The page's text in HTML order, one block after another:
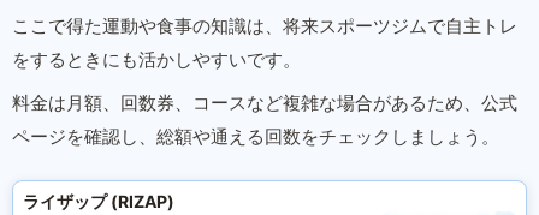
ここで得た運動や食事の知識は、将来スポーツジムで自主トレ
をするときにも活かしやすいです。
料金は月額、回数券、コースなど複雑な場合があるため、公式
ページを確認し、総額や通える回数をチェックしましょう。
ライザップ (RIZAP)